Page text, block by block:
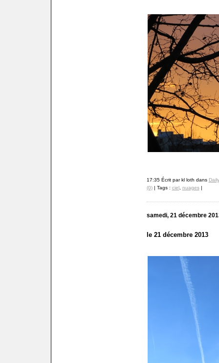
17:35 Écrit par kl loth dans
(0)| Tags : ciel, nuages|
samedi, 21 décembre
le 21 décembre 2013